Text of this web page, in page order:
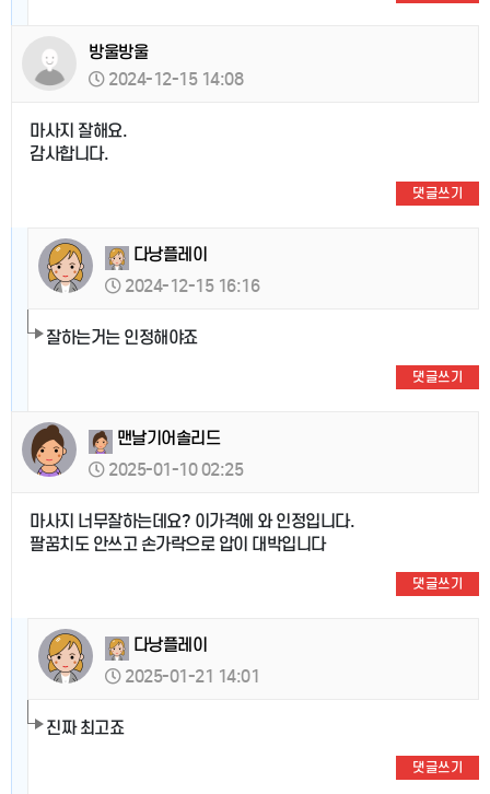
방울방울
2024-12-15 14:08
마사지 잘해요.
감사합니다.
댓글쓰기
다낭플레이
2024-12-15 16:16
잘하는거는 인정해야죠
댓글쓰기
맨날기어솔리드
2025-01-10 02:25
마사지 너무잘하는데요? 이가격에 와 인정입니다.
팔꿈치도 안쓰고 손가락으로 압이 대박입니다
댓글쓰기
다낭플레이
2025-01-21 14:01
진짜 최고죠
댓글쓰기